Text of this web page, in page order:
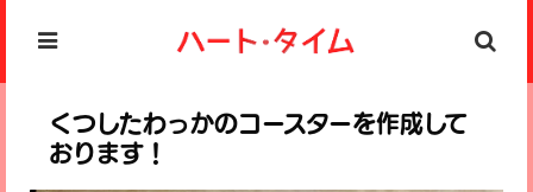
くつしたわっかのコースターを作成して
おります！